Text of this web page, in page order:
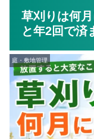
草刈りは何
と年2回で済
庭・敷地管理